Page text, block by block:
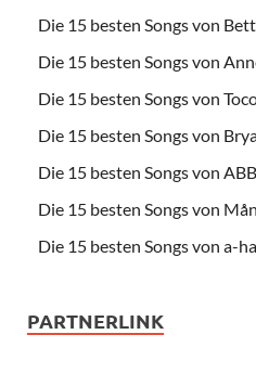
Die 15 besten Songs von
Die 15 besten Songs von
Die 15 besten Songs von
Die 15 besten Songs von
Die 15 besten Songs von
Die 15 besten Songs von
Die 15 besten Songs von a-ha
PARTNERLINK